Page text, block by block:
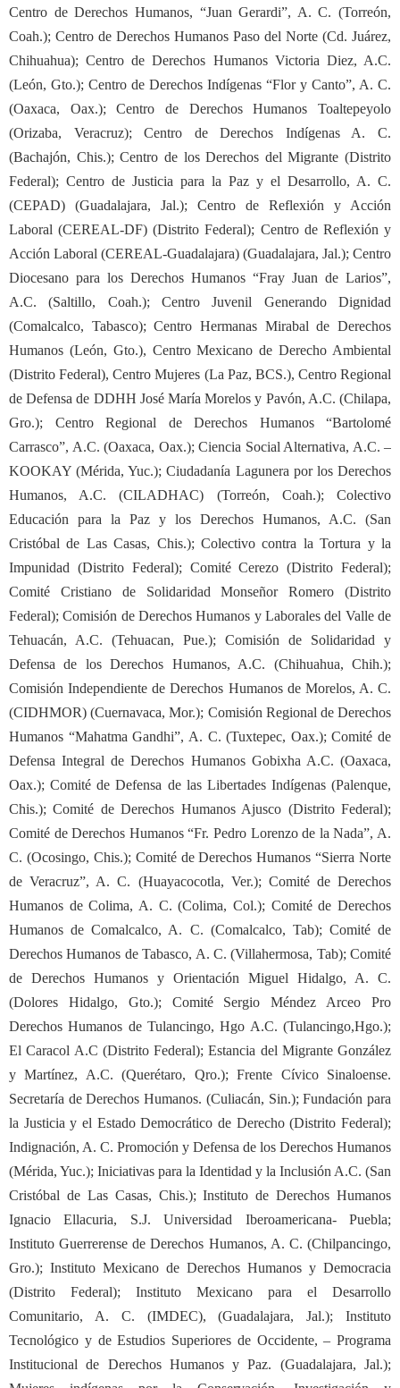
Centro de Derechos Humanos, “Juan Gerardi”, A. C. (Torreón,
Coah.); Centro de Derechos Humanos Paso del Norte (Cd. Juárez,
Chihuahua); Centro de Derechos Humanos Victoria Diez, A.C.
(León, Gto.); Centro de Derechos Indígenas “Flor y Canto”, A. C.
(Oaxaca, Oax.); Centro de Derechos Humanos Toaltepeyolo
(Orizaba, Veracruz); Centro de Derechos Indígenas A. C.
(Bachajón, Chis.); Centro de los Derechos del Migrante (Distrito
Federal); Centro de Justicia para la Paz y el Desarrollo, A. C.
(CEPAD) (Guadalajara, Jal.); Centro de Reflexión y Acción
Laboral (CEREAL-DF) (Distrito Federal); Centro de Reflexión y
Acción Laboral (CEREAL-Guadalajara) (Guadalajara, Jal.); Centro
Diocesano para los Derechos Humanos “Fray Juan de Larios”,
A.C. (Saltillo, Coah.); Centro Juvenil Generando Dignidad
(Comalcalco, Tabasco); Centro Hermanas Mirabal de Derechos
Humanos (León, Gto.), Centro Mexicano de Derecho Ambiental
(Distrito Federal), Centro Mujeres (La Paz, BCS.), Centro Regional
de Defensa de DDHH José María Morelos y Pavón, A.C. (Chilapa,
Gro.); Centro Regional de Derechos Humanos “Bartolomé
Carrasco”, A.C. (Oaxaca, Oax.); Ciencia Social Alternativa, A.C. –
KOOKAY (Mérida, Yuc.); Ciudadanía Lagunera por los Derechos
Humanos, A.C. (CILADHAC) (Torreón, Coah.); Colectivo
Educación para la Paz y los Derechos Humanos, A.C. (San
Cristóbal de Las Casas, Chis.); Colectivo contra la Tortura y la
Impunidad (Distrito Federal); Comité Cerezo (Distrito Federal);
Comité Cristiano de Solidaridad Monseñor Romero (Distrito
Federal); Comisión de Derechos Humanos y Laborales del Valle de
Tehuacán, A.C. (Tehuacan, Pue.); Comisión de Solidaridad y
Defensa de los Derechos Humanos, A.C. (Chihuahua, Chih.);
Comisión Independiente de Derechos Humanos de Morelos, A. C.
(CIDHMOR) (Cuernavaca, Mor.); Comisión Regional de Derechos
Humanos “Mahatma Gandhi”, A. C. (Tuxtepec, Oax.); Comité de
Defensa Integral de Derechos Humanos Gobixha A.C. (Oaxaca,
Oax.); Comité de Defensa de las Libertades Indígenas (Palenque,
Chis.); Comité de Derechos Humanos Ajusco (Distrito Federal);
Comité de Derechos Humanos “Fr. Pedro Lorenzo de la Nada”, A.
C. (Ocosingo, Chis.); Comité de Derechos Humanos “Sierra Norte
de Veracruz”, A. C. (Huayacocotla, Ver.); Comité de Derechos
Humanos de Colima, A. C. (Colima, Col.); Comité de Derechos
Humanos de Comalcalco, A. C. (Comalcalco, Tab); Comité de
Derechos Humanos de Tabasco, A. C. (Villahermosa, Tab); Comité
de Derechos Humanos y Orientación Miguel Hidalgo, A. C.
(Dolores Hidalgo, Gto.); Comité Sergio Méndez Arceo Pro
Derechos Humanos de Tulancingo, Hgo A.C. (Tulancingo,Hgo.);
El Caracol A.C (Distrito Federal); Estancia del Migrante González
y Martínez, A.C. (Querétaro, Qro.); Frente Cívico Sinaloense.
Secretaría de Derechos Humanos. (Culiacán, Sin.); Fundación para
la Justicia y el Estado Democrático de Derecho (Distrito Federal);
Indignación, A. C. Promoción y Defensa de los Derechos Humanos
(Mérida, Yuc.); Iniciativas para la Identidad y la Inclusión A.C. (San
Cristóbal de Las Casas, Chis.); Instituto de Derechos Humanos
Ignacio Ellacuria, S.J. Universidad Iberoamericana- Puebla;
Instituto Guerrerense de Derechos Humanos, A. C. (Chilpancingo,
Gro.); Instituto Mexicano de Derechos Humanos y Democracia
(Distrito Federal); Instituto Mexicano para el Desarrollo
Comunitario, A. C. (IMDEC), (Guadalajara, Jal.); Instituto
Tecnológico y de Estudios Superiores de Occidente, – Programa
Institucional de Derechos Humanos y Paz. (Guadalajara, Jal.);